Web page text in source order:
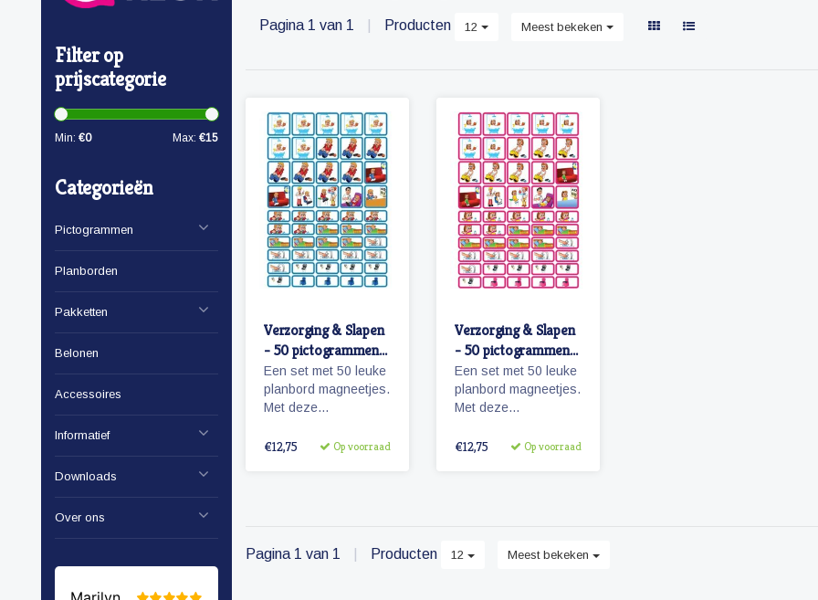
Filter op
prijscategorie
Min: €0 Max: €15
Categorieën
Pictogrammen
Planborden
Pakketten
Belonen
Accessoires
Informatief
Downloads
Over ons
Pagina 1 van 1 Producten 12 Meest bekeken
Verzorging & Slapen
- 50 pictogrammen
(jongen)
Een set met 50 leuke
planbord magneetjes.
Met deze
je bijvoorbeeld het
€12,75 Op voorraad
Verzorging & Slapen
- 50 pictogrammen
(meisje)
Een set met 50 leuke
planbord magneetjes.
Met deze
je bijvoorbeeld het
€12,75 Op voorraad
Pagina 1 van 1 Producten 12 Meest bekeken